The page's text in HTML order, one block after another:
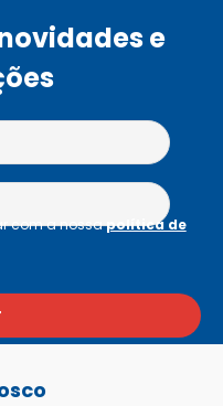
e
com a nossapolítica de